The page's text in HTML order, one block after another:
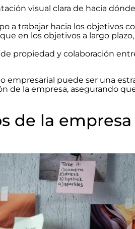
visual clara de hacia
a trabajar hacia los objetivos
en los objetivos a largo
propiedad y colaboración
empresarial puede ser una
de la empresa, asegurando
de la